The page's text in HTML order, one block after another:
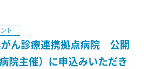
ト
ん診療連携拠点病院 公開
院主催）に申込みいただき